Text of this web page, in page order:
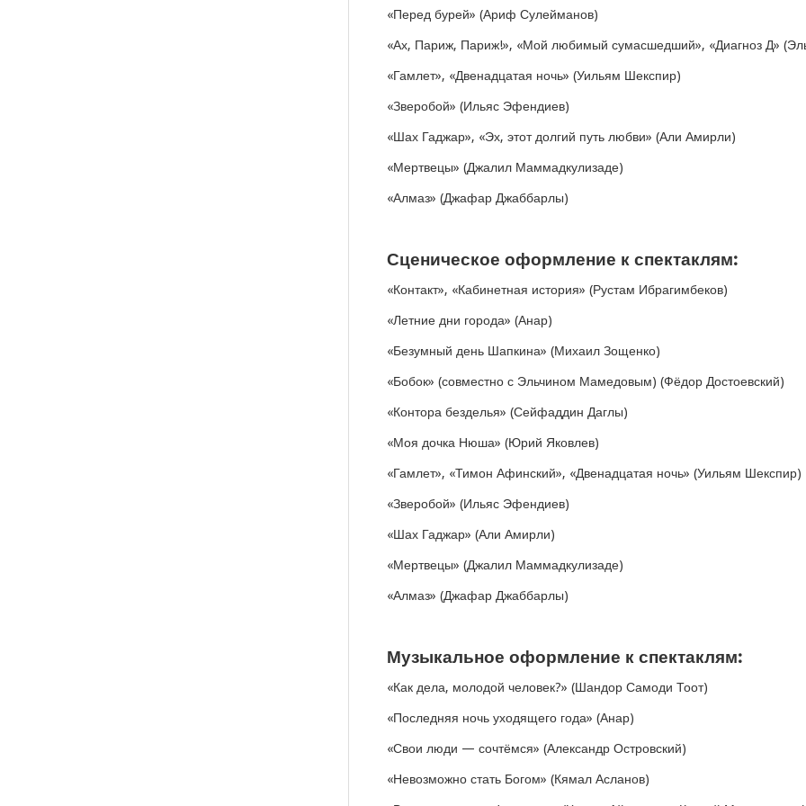
«Перед бурей» (Ариф Сулейманов)
«Ах, Париж, Париж!», «Мой любимый сумасшедший», «Диагноз Д»
«Гамлет», «Двенадцатая ночь» (Уильям Шекспир)
«Зверобой» (Ильяс Эфендиев)
«Шах Гаджар», «Эх, этот долгий путь любви» (Али Амирли)
«Мертвецы» (Джалил Маммадкулизаде)
«Алмаз» (Джафар Джаббарлы)
Сценическое оформление к спектаклям:
«Контакт», «Кабинетная история» (Рустам Ибрагимбеков)
«Летние дни города» (Анар)
«Безумный день Шапкина» (Михаил Зощенко)
«Бобок» (совместно с Эльчином Мамедовым) (Фёдор Достоевский)
«Контора безделья» (Сейфаддин Даглы)
«Моя дочка Нюша» (Юрий Яковлев)
«Гамлет», «Тимон Афинский», «Двенадцатая ночь» (Уильям Шекспир)
«Зверобой» (Ильяс Эфендиев)
«Шах Гаджар» (Али Амирли)
«Мертвецы» (Джалил Маммадкулизаде)
«Алмаз» (Джафар Джаббарлы)
Музыкальное оформление к спектаклям:
«Как дела, молодой человек?» (Шандор Самоди Тоот)
«Последняя ночь уходящего года» (Анар)
«Свои люди — сочтёмся» (Александр Островский)
«Невозможно стать Богом» (Кямал Асланов)